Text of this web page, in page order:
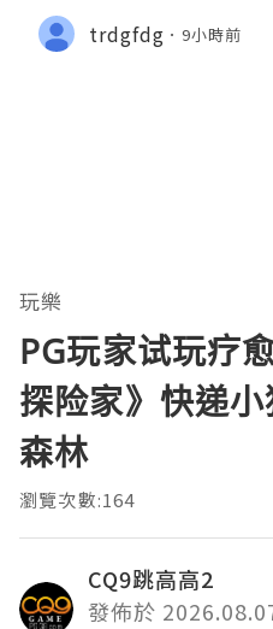
trdgfdg 9小時前
玩樂
PG玩家试玩疗
探险家》快递
森林
瀏覽次數:164
CQ9跳高高2
發佈於